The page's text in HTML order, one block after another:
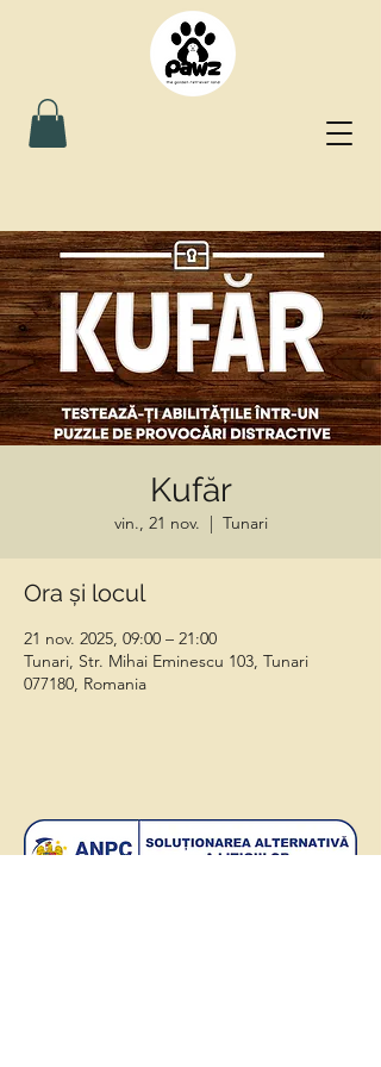
Kufăr
vin., 21 nov.
  |
Tunari
Ora și locul
21 nov. 2025, 09:00 – 21:00
Tunari, Str. Mihai Eminescu 103, Tunari
077180, Romania